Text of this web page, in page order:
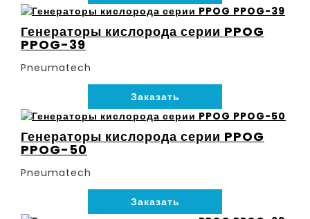
Генераторы кислорода серии PPOG
PPOG-39
Pneumatech
Заказать
Генераторы кислорода серии PPOG
PPOG-50
Pneumatech
Заказать